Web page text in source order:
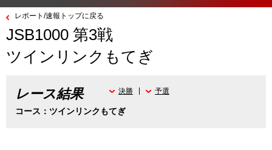
レポート/速報トップに戻る
JSB1000 第3戦
ツインリンクもてぎ
レース結果
コース：ツインリンクもてぎ
決勝 予選